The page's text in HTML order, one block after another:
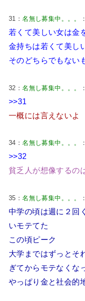
31：名無し募集中。。。
若くて美しい女は金
金持ちは若くて美し
そのどちらでもない
32：名無し募集中。。。
>>31
一概には言えないよ
34：名無し募集中。。。
>>32
貧乏人が想像するの
35：名無し募集中。。。
中学の頃は週に２回
いモテてた
この頃ピーク
大学まではずっとそ
ぎてからモテなくな
やっぱり金と社会的